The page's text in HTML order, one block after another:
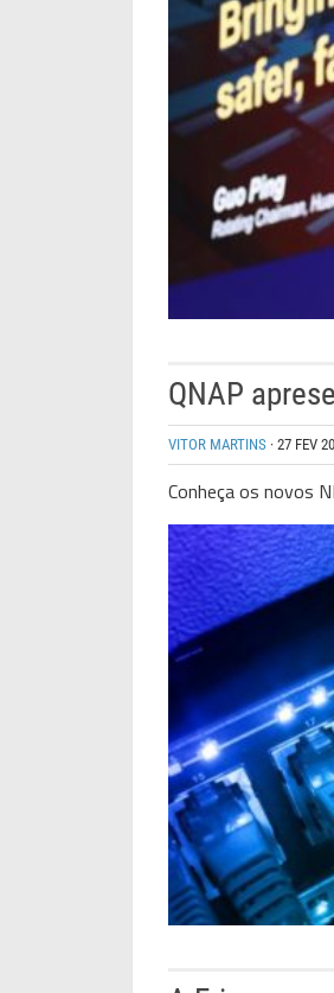
QNAP
VITOR MARTINS · 27 FEV
Conheça os novos